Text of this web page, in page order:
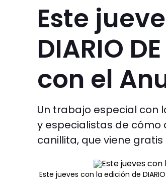
Este
DIARIO
con el
Un trabajo especial con
y especialistas de cómo
canillita, que viene
Este jueves con la edición de